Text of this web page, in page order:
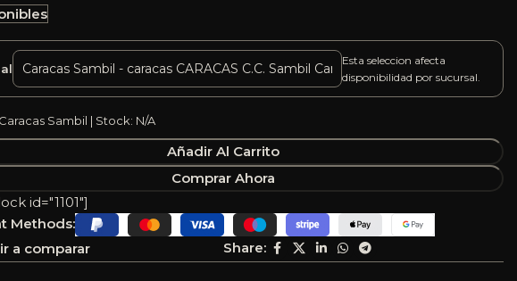
Esta seleccion afecta
disponibilidad por sucursal.
Sambil | Stock: N/A
Añadir Al Carrito
Comprar Ahora
a comparar Share:
id="1101"]
Methods: